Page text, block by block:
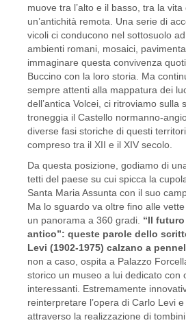
muove tra l’alto e il basso, tra la
un’antichità remota. Una serie di
vicoli ci conducono nel sottosuolo
ambienti romani, mosaici,
immaginare questa convivenza
Buccino con la loro storia. Ma
sempre attenti alla mappatura dei
dell’antica Volcei, ci ritroviamo sulla
troneggia il Castello normanno-
diverse fasi storiche di questi
compreso tra il XII e il XIV secolo.
Da questa posizione, godiamo di
tetti del paese su cui spicca la
Santa Maria Assunta con il suo
Ma lo sguardo va oltre fino alle
un panorama a 360 gradi. “Il
antico”: queste parole dello
Levi (1902-1975) calzano a
non a caso, ospita a Palazzo
storico un museo a lui dedicato con
interessanti. Estremamente
reinterpretare l’opera di Carlo Levi
attraverso la realizzazione di